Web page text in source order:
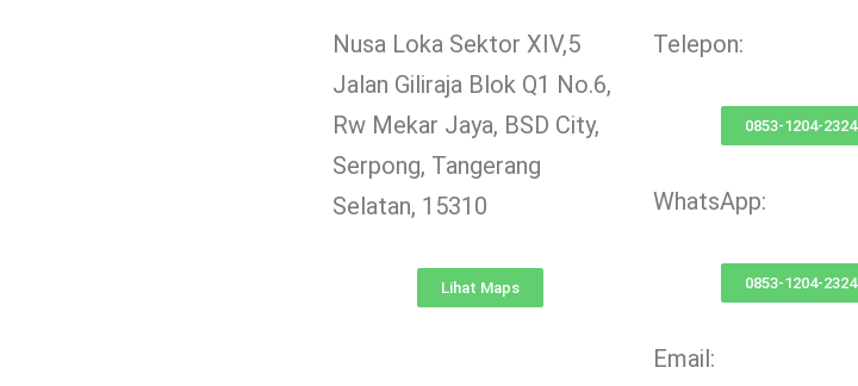
Nusa Loka Sektor XIV,5
Jalan Giliraja Blok Q1 No.6,
Rw Mekar Jaya, BSD City,
Serpong, Tangerang
Selatan, 15310
Lihat Maps
Telepon:
0853-1204-2324
WhatsApp:
0853-1204-2324
Email: